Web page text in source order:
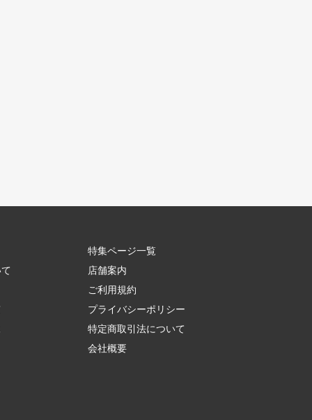
特集ページ一覧
店舗案内
ご利用規約
プライバシーポリシー
特定商取引法について
会社概要